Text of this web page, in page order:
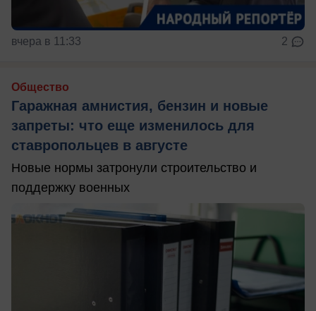
вчера в 11:33 2
Общество
Гаражная амнистия, бензин и новые
запреты: что еще изменилось для
ставропольцев в августе
Новые нормы затронули строительство и
поддержку военных